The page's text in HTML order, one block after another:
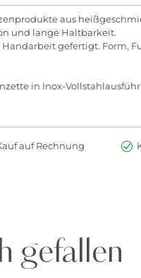
aus
und lange Haltbarkeit.
gefertigt. Form,
in Inox-
auf Rechnung
gefallen